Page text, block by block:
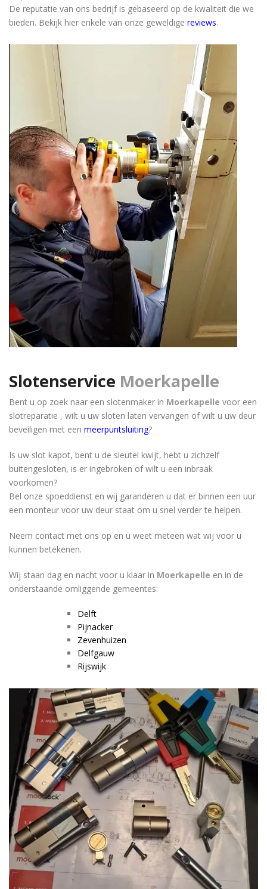
De reputatie van ons bedrijf is gebaseerd op de kwaliteit die we
bieden. Bekijk hier enkele van onze geweldige reviews.
Slotenservice Moerkapelle
Bent u op zoek naar een slotenmaker in Moerkapelle voor een
slotreparatie , wilt u uw sloten laten vervangen of wilt u uw deur
beveiligen met een meerpuntsluiting?
Is uw slot kapot, bent u de sleutel kwijt, hebt u zichzelf
buitengesloten, is er ingebroken of wilt u een inbraak
voorkomen?
Bel onze spoeddienst en wij garanderen u dat er binnen een uur
een monteur voor uw deur staat om u snel verder te helpen.
Neem contact met ons op en u weet meteen wat wij voor u
kunnen betekenen.
Wij staan dag en nacht voor u klaar in Moerkapelle en in de
onderstaande omliggende gemeentes:
Delft
Pijnacker
Zevenhuizen
Delfgauw
Rijswijk